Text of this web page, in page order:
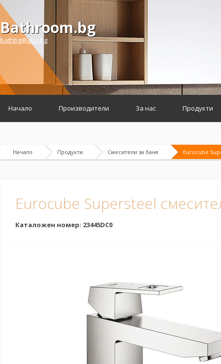
Bathroom.bg
bathbg@abv.bg
Начало Производители За нас Продукти
Начало Продукти Смесители за баня Eurocube
Eurocube Supersteel
Каталожен номер: 23445DC0